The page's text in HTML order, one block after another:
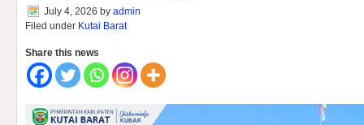
July 4, 2026 by admin
Filed under Kutai Barat
Share this news